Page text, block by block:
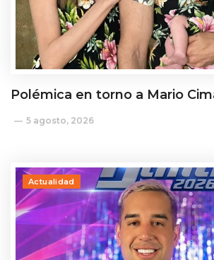
Polémica en torno a Mario
5 agosto, 2026
Actualidad